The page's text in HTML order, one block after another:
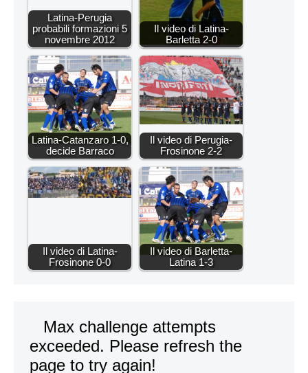
Latina-Perugia
probabili formazioni 5
novembre 2012
Il video di Latina-
Barletta 2-0
Latina-Catanzaro 1-0,
decide Barraco
Il video di Perugia-
Frosinone 2-2
Il video di Latina-
Frosinone 0-0
Il video di Barletta-
Latina 1-3